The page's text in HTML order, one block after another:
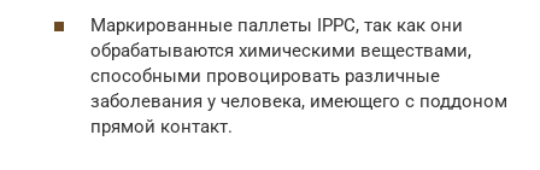
Маркированные паллеты IPPC, так как они
обрабатываются химическими веществами,
способными провоцировать различные
заболевания у человека, имеющего с поддоном
прямой контакт.